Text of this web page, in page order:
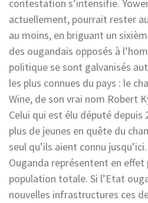
contestation s’intensifie.
actuellement, pourrait rester
au moins, en briguant un
des ougandais opposés à
politique se sont galvanisés
les plus connues du pays : le
Wine, de son vrai nom Robert
Celui qui est élu député depuis
plus de jeunes en quête du
seul qu’ils aient connu
Ouganda représentent en effet
population totale. Si l’Etat
nouvelles infrastructures ces